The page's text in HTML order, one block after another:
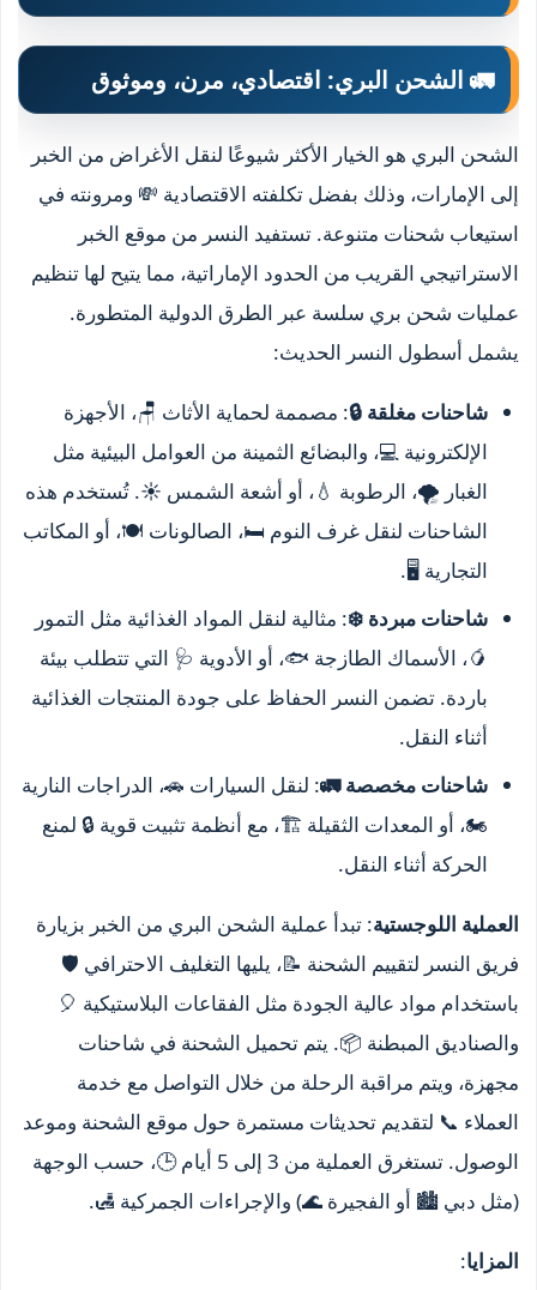
🚛 الشحن البري: اقتصادي، مرن، وموثوق
الشحن البري هو الخيار الأكثر شيوعًا لنقل الأغراض من الخبر
إلى الإمارات، وذلك بفضل تكلفته الاقتصادية 💸 ومرونته في
استيعاب شحنات متنوعة. تستفيد النسر من موقع الخبر
الاستراتيجي القريب من الحدود الإماراتية، مما يتيح لها تنظيم
عمليات شحن بري سلسة عبر الطرق الدولية المتطورة.
يشمل أسطول النسر الحديث:
شاحنات مغلقة 🔒: مصممة لحماية الأثاث 🪑، الأجهزة
الإلكترونية 💻، والبضائع الثمينة من العوامل البيئية مثل
الغبار 🌪️، الرطوبة 💧، أو أشعة الشمس ☀️. تُستخدم هذه
الشاحنات لنقل غرف النوم 🛏️، الصالونات 🍽️، أو المكاتب
التجارية 🖥️.
شاحنات مبردة ❄️: مثالية لنقل المواد الغذائية مثل التمور
🥭، الأسماك الطازجة 🐟، أو الأدوية 🩺 التي تتطلب بيئة
باردة. تضمن النسر الحفاظ على جودة المنتجات الغذائية
أثناء النقل.
شاحنات مخصصة 🚛: لنقل السيارات 🚗، الدراجات النارية
🏍️، أو المعدات الثقيلة 🏗️، مع أنظمة تثبيت قوية 🔒 لمنع
الحركة أثناء النقل.
العملية اللوجستية: تبدأ عملية الشحن البري من الخبر بزيارة
فريق النسر لتقييم الشحنة 📝، يليها التغليف الاحترافي 🛡️
باستخدام مواد عالية الجودة مثل الفقاعات البلاستيكية 🎈
والصناديق المبطنة 📦. يتم تحميل الشحنة في شاحنات
مجهزة، ويتم مراقبة الرحلة من خلال التواصل مع خدمة
العملاء 📞 لتقديم تحديثات مستمرة حول موقع الشحنة وموعد
الوصول. تستغرق العملية من 3 إلى 5 أيام 🕒، حسب الوجهة
(مثل دبي 🏙️ أو الفجيرة 🌊) والإجراءات الجمركية 🛃.
المزايا: